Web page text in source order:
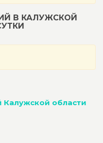
В КАЛУЖСКОЙ
Калужской области